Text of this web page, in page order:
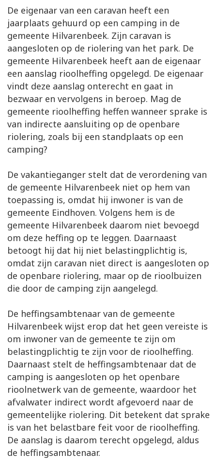
De eigenaar van een caravan heeft een
jaarplaats gehuurd op een camping in de
gemeente Hilvarenbeek. Zijn caravan is
aangesloten op de riolering van het park. De
gemeente Hilvarenbeek heeft aan de eigenaar
een aanslag rioolheffing opgelegd. De eigenaar
vindt deze aanslag onterecht en gaat in
bezwaar en vervolgens in beroep. Mag de
gemeente rioolheffing heffen wanneer sprake is
van indirecte aansluiting op de openbare
riolering, zoals bij een standplaats op een
camping?
De vakantieganger stelt dat de verordening van
de gemeente Hilvarenbeek niet op hem van
toepassing is, omdat hij inwoner is van de
gemeente Eindhoven. Volgens hem is de
gemeente Hilvarenbeek daarom niet bevoegd
om deze heffing op te leggen. Daarnaast
betoogt hij dat hij niet belastingplichtig is,
omdat zijn caravan niet direct is aangesloten op
de openbare riolering, maar op de rioolbuizen
die door de camping zijn aangelegd.
De heffingsambtenaar van de gemeente
Hilvarenbeek wijst erop dat het geen vereiste is
om inwoner van de gemeente te zijn om
belastingplichtig te zijn voor de rioolheffing.
Daarnaast stelt de heffingsambtenaar dat de
camping is aangesloten op het openbare
rioolnetwerk van de gemeente, waardoor het
afvalwater indirect wordt afgevoerd naar de
gemeentelijke riolering. Dit betekent dat sprake
is van het belastbare feit voor de rioolheffing.
De aanslag is daarom terecht opgelegd, aldus
de heffingsambtenaar.